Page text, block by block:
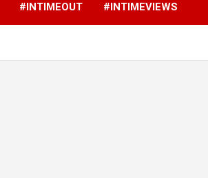
#INTIMEOUT #INTIMEVIEWS